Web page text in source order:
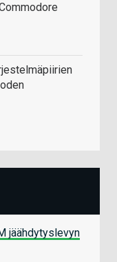
jäähdytyslevyn